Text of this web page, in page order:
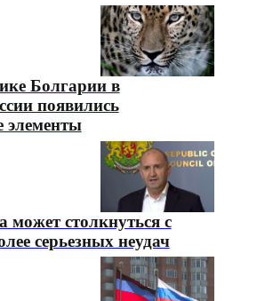
Болгарии в
появились
элементы
столкнуться с
серьезных неудач